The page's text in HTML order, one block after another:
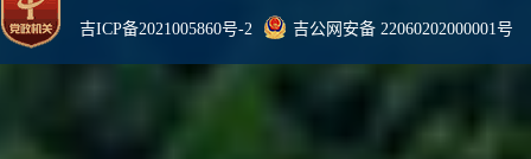
吉ICP备2021005860号-2 吉公网安备 22060202000001号